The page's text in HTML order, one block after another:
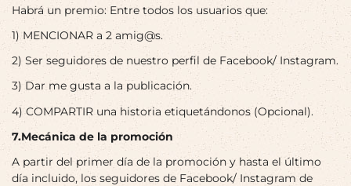
Habrá un premio: Entre todos los usuarios que:
1) MENCIONAR a 2 amig@s.
2) Ser seguidores de nuestro perfil de Facebook/ Instagram.
3) Dar me gusta a la publicación.
4) COMPARTIR una historia etiquetándonos (Opcional).
7.Mecánica de la promoción
A partir del primer día de la promoción y hasta el último
día incluido, los seguidores de Facebook/ Instagram de